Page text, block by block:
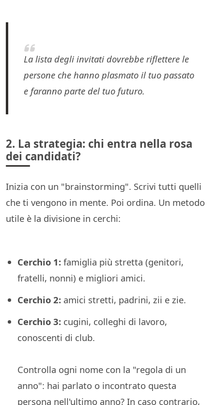
La lista degli invitati dovrebbe riflettere le
persone che hanno plasmato il tuo passato
e faranno parte del tuo futuro.
2. La strategia: chi entra nella rosa
dei candidati?
Inizia con un "brainstorming". Scrivi tutti quelli
che ti vengono in mente. Poi ordina. Un metodo
utile è la divisione in cerchi:
Cerchio 1: famiglia più stretta (genitori,
fratelli, nonni) e migliori amici.
Cerchio 2: amici stretti, padrini, zii e zie.
Cerchio 3: cugini, colleghi di lavoro,
conoscenti di club.
Controlla ogni nome con la "regola di un
anno": hai parlato o incontrato questa
persona nell'ultimo anno? In caso contrario,